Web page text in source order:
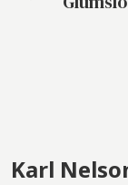
Karl